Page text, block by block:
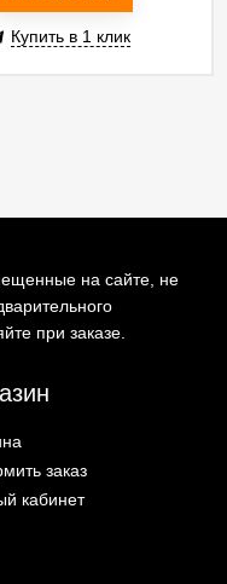
Купить в 1 клик
на сайте, не
при заказе.
заказ
кабинет